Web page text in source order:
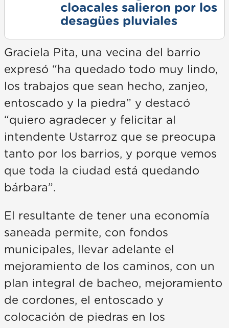
cloacales salieron por los
desagües pluviales
Graciela Pita, una vecina del barrio
expresó “ha quedado todo muy lindo,
los trabajos que sean hecho, zanjeo,
entoscado y la piedra” y destacó
“quiero agradecer y felicitar al
intendente Ustarroz que se preocupa
tanto por los barrios, y porque vemos
que toda la ciudad está quedando
bárbara”.
El resultante de tener una economía
saneada permite, con fondos
municipales, llevar adelante el
mejoramiento de los caminos, con un
plan integral de bacheo, mejoramiento
de cordones, el entoscado y
colocación de piedras en los